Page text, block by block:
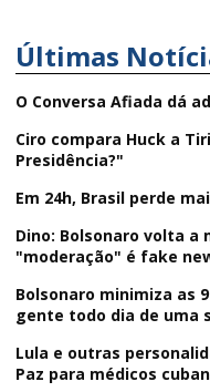
Últimas
O Conversa Afiada dá
Ciro compara Huck a
Presidência?"
Em 24h, Brasil perde
Dino: Bolsonaro volta
"moderação" é fake
Bolsonaro minimiza as
gente todo dia de uma
Lula e outras
Paz para médicos